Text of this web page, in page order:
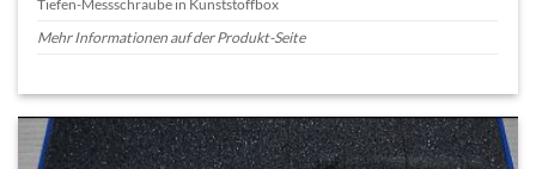
Tiefen-Messschraube in Kunststoffbox
Mehr Informationen auf der Produkt-Seite